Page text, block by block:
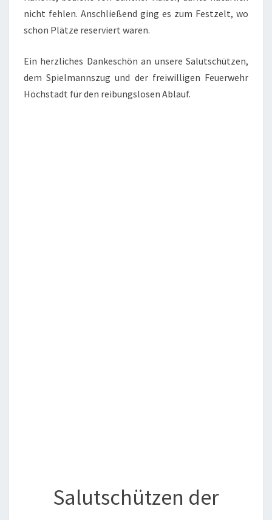
nicht fehlen. Anschließend ging es zum Festzelt, wo
schon Plätze reserviert waren.
Ein herzliches Dankeschön an unsere Salutschützen,
dem Spielmannszug und der freiwilligen Feuerwehr
Höchstadt für den reibungslosen Ablauf.
Salutschützen der